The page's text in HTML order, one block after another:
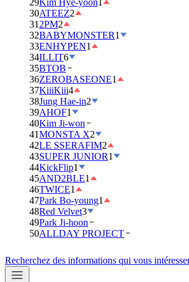
29Kim Hye-yoon1
30ATEEZ2
31 2PM2
32BABYMONSTER1
33ENHYPEN1
34ILLIT6
35BTOB
36ZEROBASEONE1
37KiiiKiii4
38Jung Hae-in2
39AHOF1
40Kim Ji-won
41MONSTA X2
42LE SSERAFIM2
43SUPER JUNIOR1
44KickFlip1
45AND2BLE1
46TWICE1
47Park Bo-young1
48Red Velvet3
49Park Ji-hoon
50ALLDAY PROJECT
Recherchez des informations qui vous